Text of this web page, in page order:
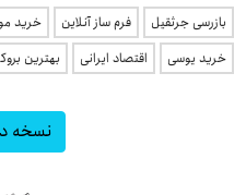
بازرسی جرثقیل فرم ساز آنلاین خرید
خرید یوسی
اقتصاد ایرانی بهترین
نسخه